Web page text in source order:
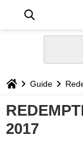
STILE
BIOGRAFIE
Guide
2017